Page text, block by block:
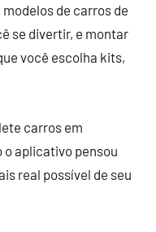
de carros de
se divertir, e montar
você escolha kits,
carros em
o aplicativo pensou
real possível de seu